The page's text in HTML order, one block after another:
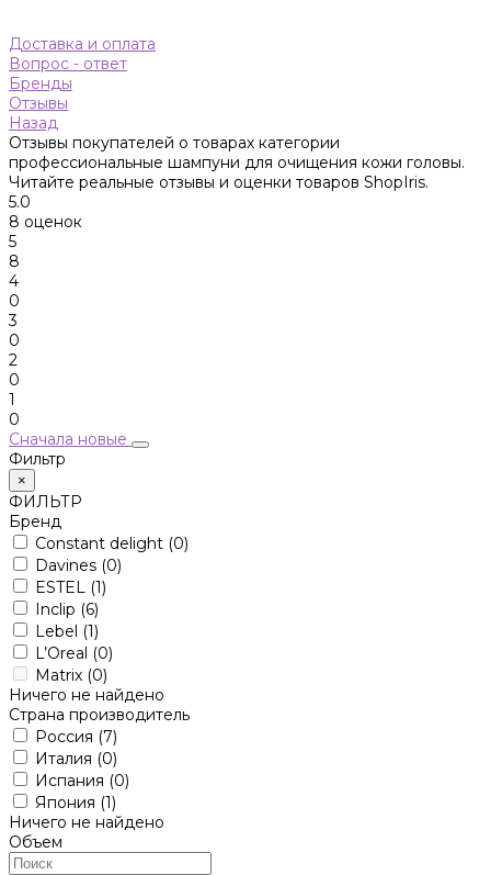
Доставка и оплата
Вопрос - ответ
Бренды
Отзывы
Назад
Отзывы покупателей о товарах категории
профессиональные шампуни для очищения кожи головы.
Читайте реальные отзывы и оценки товаров ShopIris.
5.0
8 оценок
5
8
4
0
3
0
2
0
1
0
Сначала новые
Фильтр
×
ФИЛЬТР
Бренд
Constant delight (0)
Davines (0)
ESTEL
(1)
Inclip (6)
Lebel (1)
L’Oreal (0)
Matrix (0)
Ничего не найдено
Страна производитель
Россия (7)
Италия (0)
Испания (0)
Япония (1)
Ничего не найдено
Объем